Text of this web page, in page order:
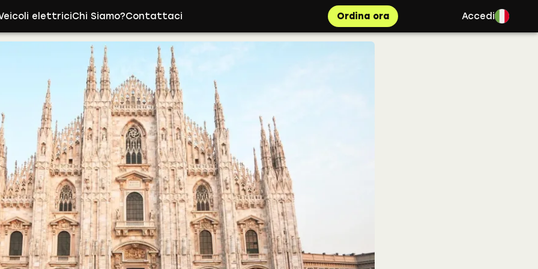
elettriciChi Siamo?Contattaci Ordina ora Accedi